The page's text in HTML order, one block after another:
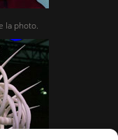
la photo.